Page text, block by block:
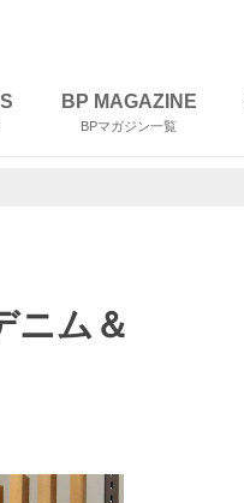
BP MAGAZINE
BPマガジン一覧
ニム＆